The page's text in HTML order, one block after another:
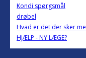
Kondi spørgsmål
drøbel
Hvad er det der sker
HJÆLP - NY LÆGE?